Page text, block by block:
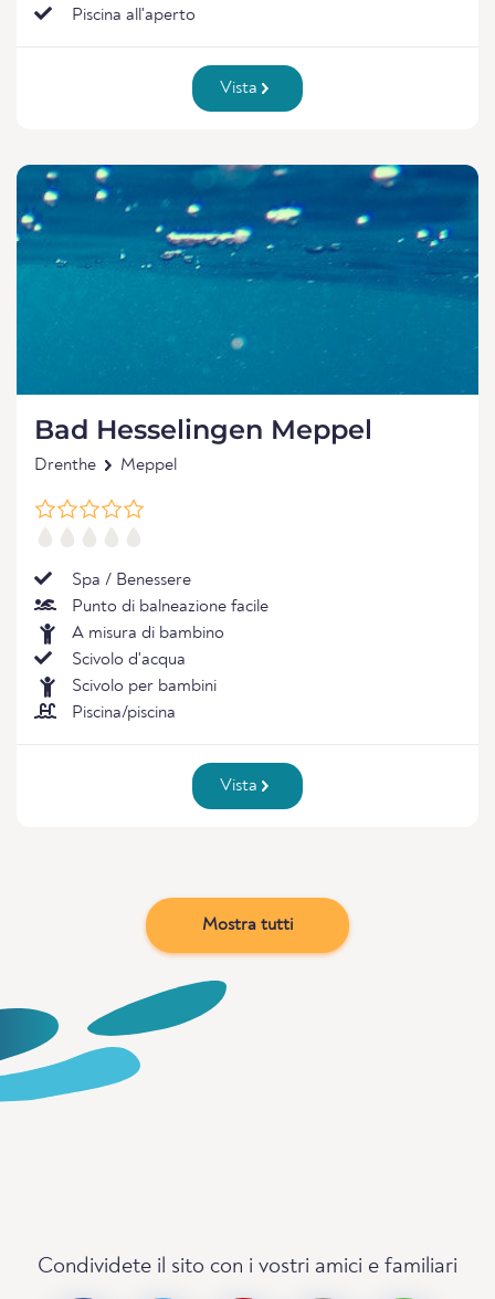
Piscina all'aperto
Vista
Bad Hesselingen Meppel
Drenthe Meppel
Spa / Benessere
Punto di balneazione facile
A misura di bambino
Scivolo d'acqua
Scivolo per bambini
Piscina/piscina
Vista
Mostra tutti
Condividete il sito con i vostri amici e familiari